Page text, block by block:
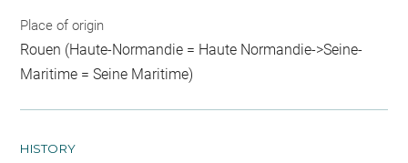
Place of origin
Rouen (Haute-Normandie = Haute Normandie->Seine-
Maritime = Seine Maritime)
HISTORY